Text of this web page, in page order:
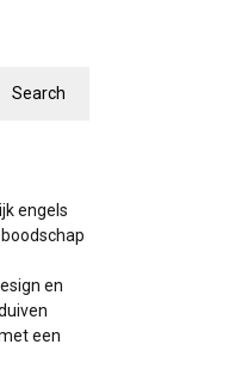
Search
engels
en
een